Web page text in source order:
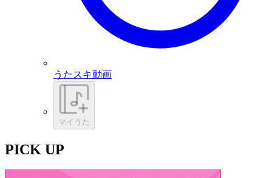
うたスキ動画
マイうた
PICK UP